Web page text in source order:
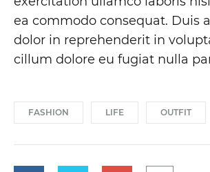
ea commodo consequat. Duis
dolor in reprehenderit in
cillum dolore eu fugiat nulla
FASHION LIFE OUTFIT